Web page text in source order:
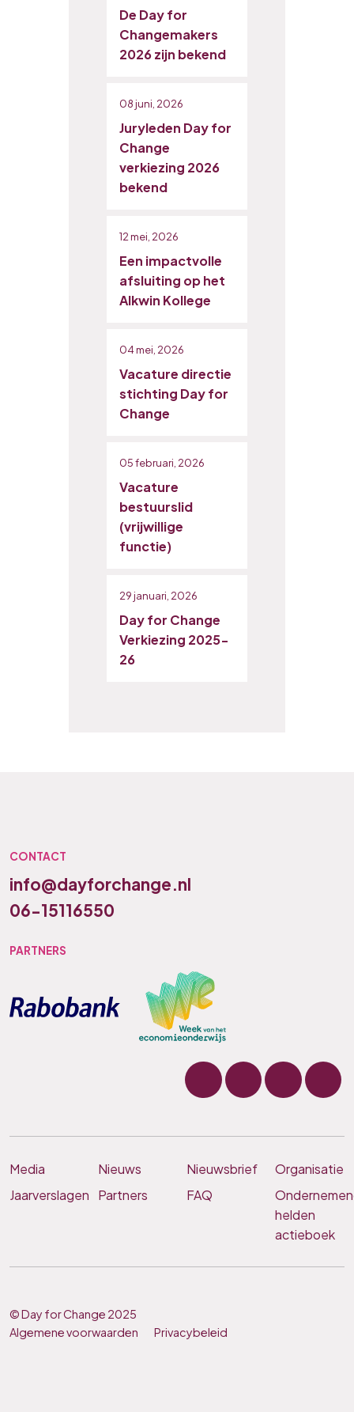
De Day for
Changemakers
2026 zijn bekend
08 juni, 2026
Juryleden Day for
Change
verkiezing 2026
bekend
12 mei, 2026
Een impactvolle
afsluiting op het
Alkwin Kollege
04 mei, 2026
Vacature directie
stichting Day for
Change
05 februari, 2026
Vacature
bestuurslid
(vrijwillige
functie)
29 januari, 2026
Day for Change
Verkiezing 2025-
26
CONTACT
info@dayforchange.nl
06-15116550
PARTNERS
Media Nieuws Nieuwsbrief
Organisatie
Jaarverslagen
Partners FAQ
helden
actieboek
© Day for Change 2025
Algemene voorwaarden
Privacybeleid